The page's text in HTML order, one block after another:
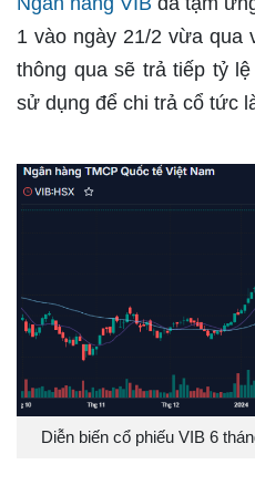
1 vào ngày 21/2 vừa
thông qua sẽ trả tiếp tỷ
sử dụng để chi trả cổ tức
Diễn biến cổ phiếu VIB 6